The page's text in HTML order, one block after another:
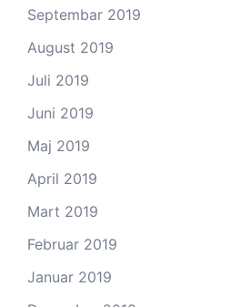
Septembar 2019
August 2019
Juli 2019
Juni 2019
Maj 2019
April 2019
Mart 2019
Februar 2019
Januar 2019